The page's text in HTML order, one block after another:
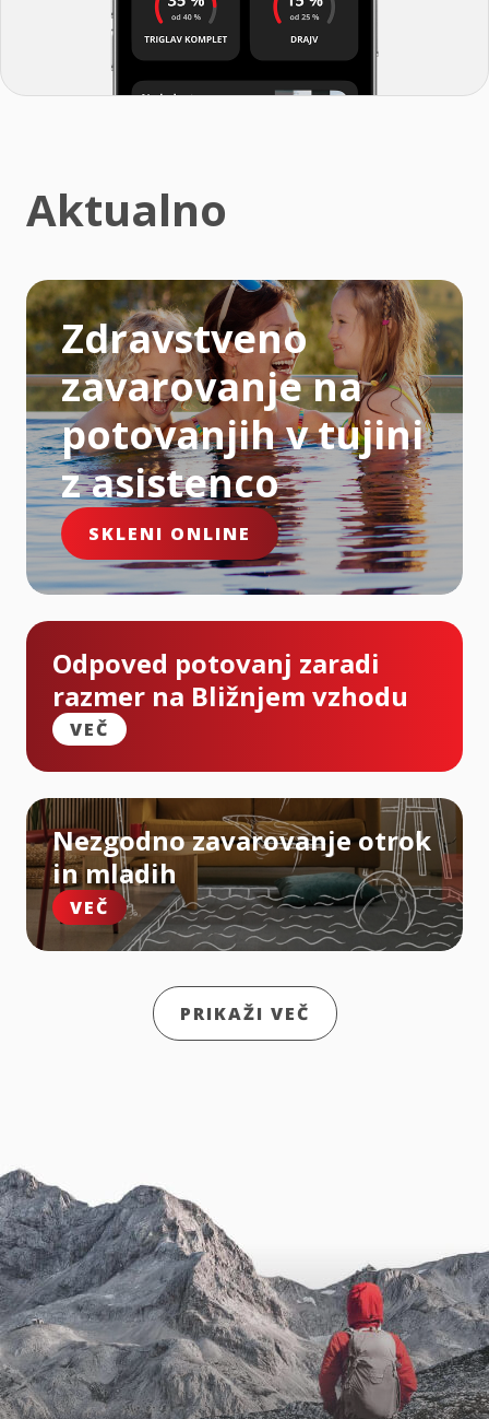
Aktualno
Zdravstveno
zavarovanje na
potovanjih v tujini
z asistenco
SKLENI ONLINE
Odpoved potovanj zaradi
razmer na Bližnjem vzhodu
VEČ
Nezgodno zavarovanje otrok
in mladih
VEČ
PRIKAŽI VEČ